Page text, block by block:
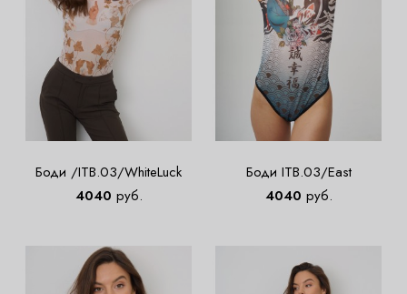
Боди /ITB.03/WhiteLuck
4040 руб.
Боди ITB.03/East
4040 руб.